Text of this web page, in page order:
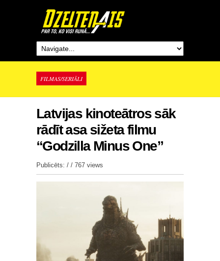
FILMAS/SERIĀLI
Latvijas kinoteātros sāk
rādīt asa sižeta filmu
“Godzilla Minus One”
Publicēts: / / 767 views